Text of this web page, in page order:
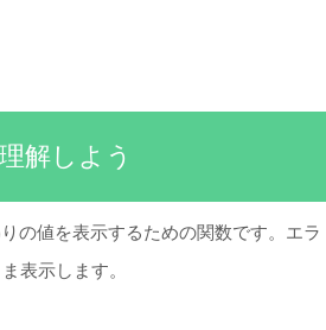
解しよう
の値を表示するための関数です。エラ
表示します。